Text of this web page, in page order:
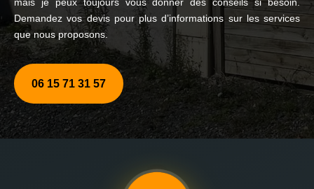
Demandez vos devis pour plus d’informations sur les services
que nous proposons.
06 15 71 31 57